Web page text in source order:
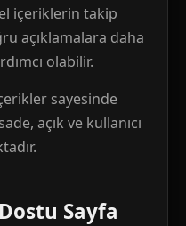
içeriklerin takip
açıklamalara daha
olabilir.
sayesinde
açık ve kullanıcı
Sayfa